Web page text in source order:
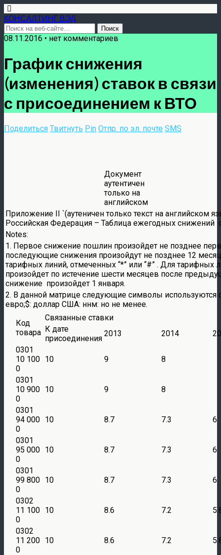
КОНСАЛТИНГ ВЭД
08.11.2016 • нет комментариев
График снижения
(изменения) ставок в связи
с присоединением к ВТО
Поделиться Твитнуть Pin Отпр. по эл. почте SMS
Документ
аутентичен
только на
английском
Приложение II `(аутеничен только текст на английском
Российская Федерация – Таблица ежегодных снижений
Notes:
1. Первое снижение пошлин произойдет не позднее
последующие снижения произойдут не позднее 12
тарифных линий, отмеченных “*” или “#” . Для
произойдет по истечение шести месяцев после
снижение произойдет 1 января.
2. В данной матрице следующие символы
евро;$: доллар США: ннм: но не менее.
Код
товара
Связанные ставки
К дате
присоединения
2013 2014
0301
10 100
0
10 9 8
0301
10 900
0
10 9 8
0301
94 000
0
10 8.7 7.3 6
0301
95 000
0
10 8.7 7.3 6
0301
99 800
0
10 8.7 7.3 6
0302
11 100
0
10 8.6 7.2
0302
11 200
0
10 8.6 7.2